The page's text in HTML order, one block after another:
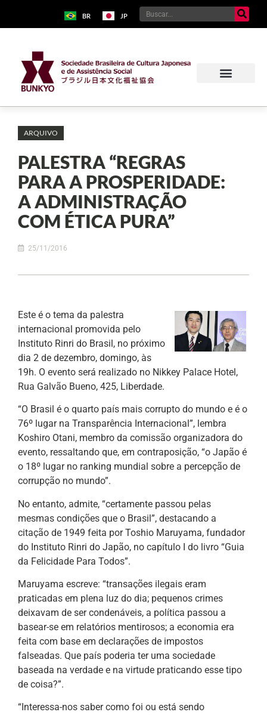
BR JP
ARQUIVO
PALESTRA “REGRAS
PARA A PROSPERIDADE:
A ADMINISTRAÇÃO
COM ÉTICA PURA”
25/11/2016
Este é o tema da palestra
internacional promovida pelo
Instituto Rinri do Brasil, no próximo
dia 2 de dezembro, domingo, às
19h. O evento será realizado no Nikkey Palace Hotel,
Rua Galvão Bueno, 425, Liberdade.
“O Brasil é o quarto país mais corrupto do mundo e é o
76º lugar na Transparência Internacional”, lembra
Koshiro Otani, membro da comissão organizadora do
evento, ressaltando que, em contraposição, “o Japão é
o 18º lugar no ranking mundial sobre a percepção de
corrupção no mundo”.
No entanto, admite, “certamente passou pelas
mesmas condições que o Brasil”, destacando a
citação de 1949 feita por Toshio Maruyama, fundador
do Instituto Rinri do Japão, no capítulo I do livro “Guia
da Felicidade Para Todos”.
Maruyama escreve: “transações ilegais eram
praticadas em plena luz do dia; pequenos crimes
deixavam de ser condenáveis, a política passou a
basear-se em relatórios mentirosos; a economia era
feita com base em declarações de impostos
falseadas. Que país poderia ter uma sociedade
baseada na verdade e na virtude praticando esse tipo
de coisa?”.
“Interessa-nos saber como foi ou está sendo